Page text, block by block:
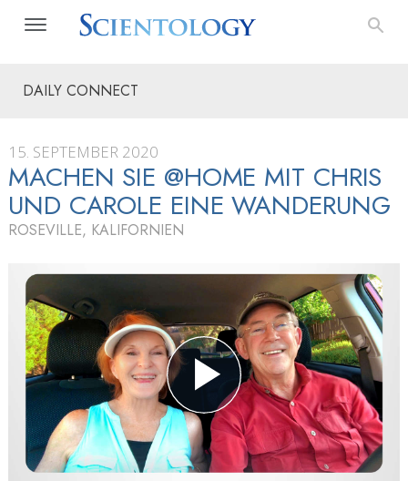
DAILY CONNECT
15. SEPTEMBER 2020
MACHEN SIE @HOME MIT CHRIS
UND CAROLE EINE WANDERUNG
ROSEVILLE, KALIFORNIEN